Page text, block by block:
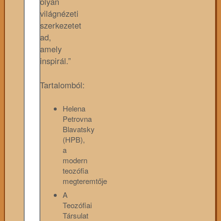
világnézeti
szerkezetet
ad,
amely
inspirál.”
Tartalomból:
Helena
Petrovna
Blavatsky
(HPB),
a
modern
teozófia
megteremtője
A
Teozófiai
Társulat